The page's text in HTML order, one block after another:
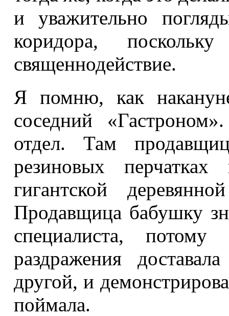
и уважительно
коридора,
священнодействие.
Я помню, как
соседний
отдел. Там
резиновых
гигантской
Продавщица бабушку
специалиста,
раздражения
другой, и
поймала.